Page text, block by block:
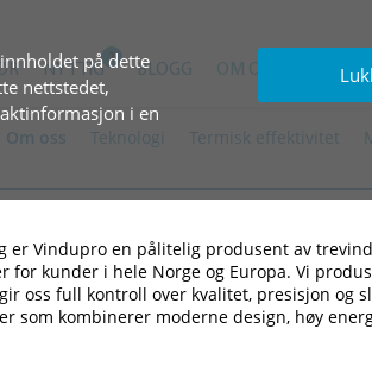
på dette
nettstedet,
i en
NYTTIG BLOGG OM OSS
Om oss Teknologi Termisk effektivitet
er Vindupro en pålitelig produsent av
for kunder i hele Norge og Europa. Vi
oss full kontroll over kvalitet, presisjon og
som kombinerer moderne design, høy